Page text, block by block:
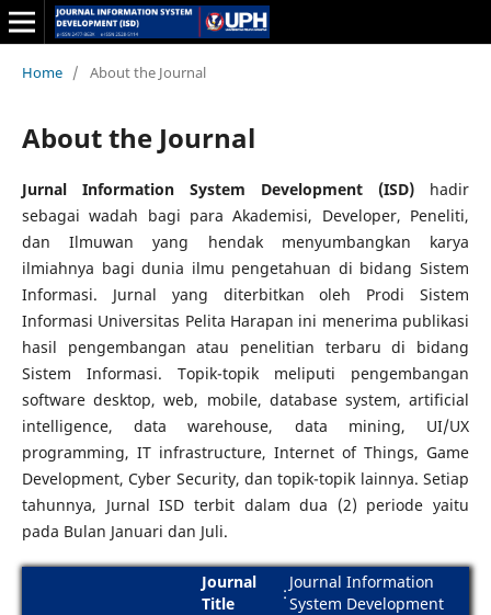
Home / About the Journal
About the Journal
Jurnal Information System Development (ISD) hadir
sebagai wadah bagi para Akademisi, Developer, Peneliti,
dan Ilmuwan yang hendak menyumbangkan karya
ilmiahnya bagi dunia ilmu pengetahuan di bidang Sistem
Informasi. Jurnal yang diterbitkan oleh Prodi Sistem
Informasi Universitas Pelita Harapan ini menerima publikasi
hasil pengembangan atau penelitian terbaru di bidang
Sistem Informasi. Topik-topik meliputi pengembangan
software desktop, web, mobile, database system, artificial
intelligence, data warehouse, data mining, UI/UX
programming, IT infrastructure, Internet of Things, Game
Development, Cyber Security, dan topik-topik lainnya. Setiap
tahunnya, Jurnal ISD terbit dalam dua (2) periode yaitu
pada Bulan Januari dan Juli.
Journal
Title
:
Journal Information
System Development